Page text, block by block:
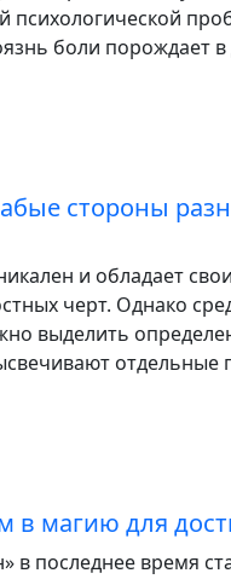
психологической
боли порождает
стороны
и обладает
черт. Однако
выделить
отдельные
в магию для
в последнее время